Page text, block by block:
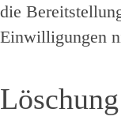
die
Einwilligungen